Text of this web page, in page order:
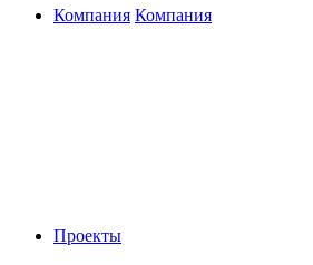
Компания Компания
Проекты